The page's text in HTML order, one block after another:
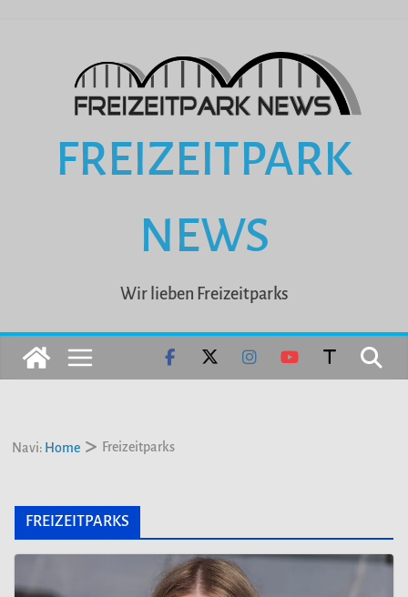
FREIZEITPARK
NEWS
Wir lieben Freizeitparks
Navi: Home Freizeitparks
FREIZEITPARKS